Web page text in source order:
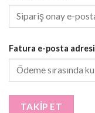
Fatura e-posta adresi
TAKIP ET